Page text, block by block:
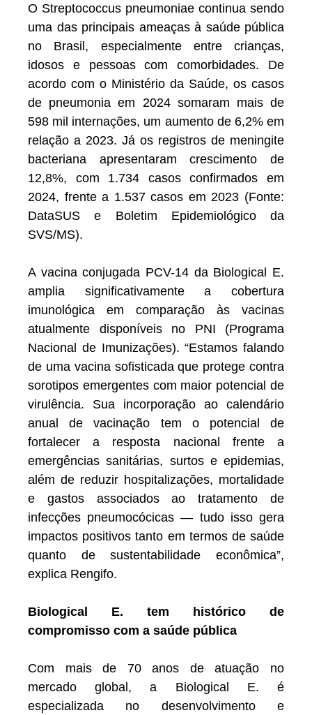
O Streptococcus pneumoniae continua sendo
uma das principais ameaças à saúde pública
no Brasil, especialmente entre crianças,
idosos e pessoas com comorbidades. De
acordo com o Ministério da Saúde, os casos
de pneumonia em 2024 somaram mais de
598 mil internações, um aumento de 6,2% em
relação a 2023. Já os registros de meningite
bacteriana apresentaram crescimento de
12,8%, com 1.734 casos confirmados em
2024, frente a 1.537 casos em 2023 (Fonte:
DataSUS e Boletim Epidemiológico da
SVS/MS).
A vacina conjugada PCV-14 da Biological E.
amplia significativamente a cobertura
imunológica em comparação às vacinas
atualmente disponíveis no PNI (Programa
Nacional de Imunizações). “Estamos falando
de uma vacina sofisticada que protege contra
sorotipos emergentes com maior potencial de
virulência. Sua incorporação ao calendário
anual de vacinação tem o potencial de
fortalecer a resposta nacional frente a
emergências sanitárias, surtos e epidemias,
além de reduzir hospitalizações, mortalidade
e gastos associados ao tratamento de
infecções pneumocócicas — tudo isso gera
impactos positivos tanto em termos de saúde
quanto de sustentabilidade econômica”,
explica Rengifo.
Biological E. tem histórico de
compromisso com a saúde pública
Com mais de 70 anos de atuação no
mercado global, a Biological E. é
especializada no desenvolvimento e